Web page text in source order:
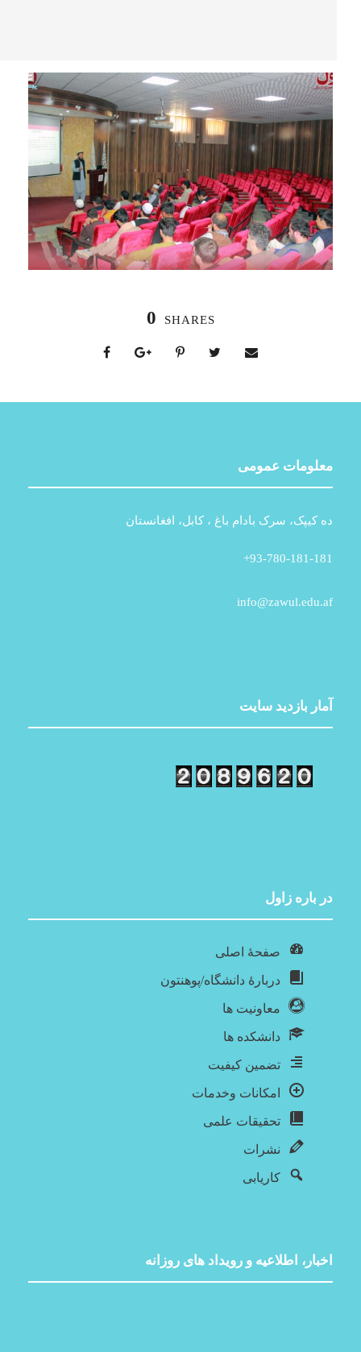
0 SHARES
معلومات عمومی
ده کیپک، سرک بادام باغ ، کابل، افغانستان
93-780-181-181+
info@zawul.edu.af
آمار بازدید سایت
در باره‌ زاول
صفحۀ اصلی
دربارۀ‌ دانشگاه/پوهنتون
معاونیت ها
دانشکده ها
تضمین کیفیت
امکانات وخدمات
تحقیقات علمی
نشرات
کاریابی
اخبار، اطلاعیه و رویداد های روزانه